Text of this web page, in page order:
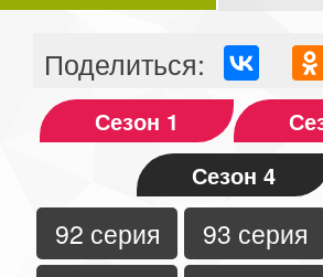
Поделиться:
Сезон 1
Сезон 4
92 серия 93 серия